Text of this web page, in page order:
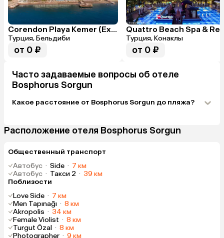
Что было плохо
Берите номера с выходом на бассейн, у нас
был выход на другую сторону, и в 5 утра
приезжают разгружаться машины в
ресторан, очень шумно.
Ну и вид из окна вообще не вызывает
личного пространства после выхода из
душа, то есть вы сразу попадаете в номер.
Туалет — отдельная песня, у него нет крыши,
матовая дверь, то есть все звуки тоже
Corendon Playa Kemer (Ex. Grand Park Kemer)
Турция, Бельдиби
от 0 ₽
Турция, Конаклы
от 0 ₽
Часто задаваемые вопросы об отеле
Bosphorus Sorgun
Какое расстояние от Bosphorus Sorgun до пляжа?
Расположение отеля Bosphorus Sorgun
Общественный транспорт
Автобус · Side · 7 км
Автобус · Такси 2 · 39 км
Поблизости
Love Side · 7 км
Men Tapınağı · 8 км
Akropolis · 34 км
Female Violist · 8 км
Turgut Özal · 8 км
Photographer · 9 км